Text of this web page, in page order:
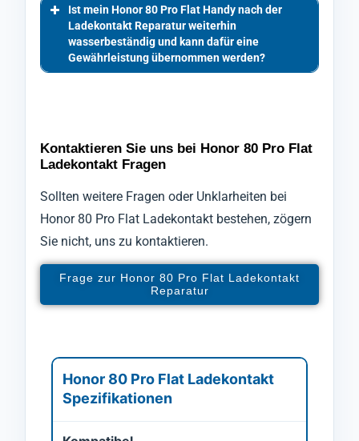
Ist mein Honor 80 Pro Flat Handy nach der
Ladekontakt Reparatur weiterhin
wasserbeständig und kann dafür eine
Gewährleistung übernommen werden?
Kontaktieren Sie uns bei Honor 80 Pro Flat
Ladekontakt Fragen
Sollten weitere Fragen oder Unklarheiten bei
Honor 80 Pro Flat Ladekontakt bestehen, zögern
Sie nicht, uns zu kontaktieren.
Frage zur Honor 80 Pro Flat Ladekontakt
Reparatur
Honor 80 Pro Flat Ladekontakt
Spezifikationen